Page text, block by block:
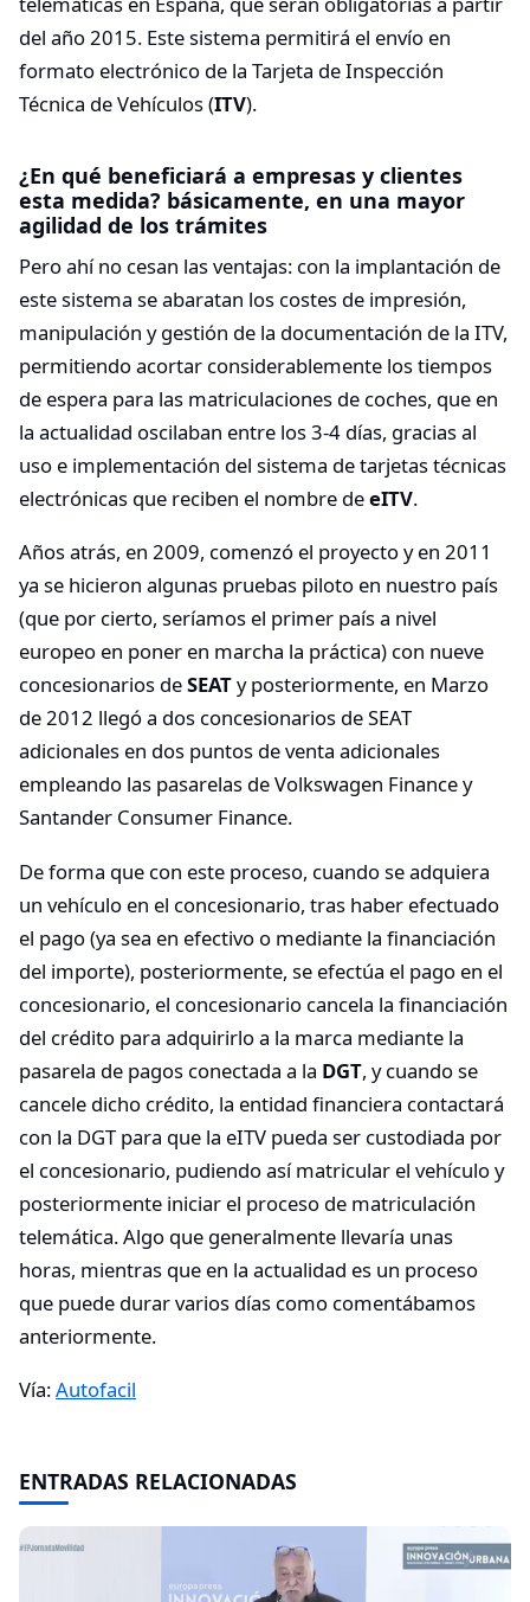
del año 2015. Este sistema permitirá el envío en
formato electrónico de la Tarjeta de Inspección
Técnica de Vehículos (ITV).
¿En qué beneficiará a empresas y clientes
esta medida? básicamente, en una mayor
agilidad de los trámites
Pero ahí no cesan las ventajas: con la implantación de
este sistema se abaratan los costes de impresión,
manipulación y gestión de la documentación de la ITV,
permitiendo acortar considerablemente los tiempos
de espera para las matriculaciones de coches, que en
la actualidad oscilaban entre los 3-4 días, gracias al
uso e implementación del sistema de tarjetas técnicas
electrónicas que reciben el nombre deeITV.
Años atrás, en 2009, comenzó el proyecto y en 2011
ya se hicieron algunas pruebas piloto en nuestro país
(que por cierto, seríamos el primer país a nivel
europeo en poner en marcha la práctica) con nueve
concesionarios deSEATy posteriormente, en Marzo
de 2012 llegó a dos concesionarios de SEAT
adicionales en dos puntos de venta adicionales
empleando las pasarelas de Volkswagen Finance y
Santander Consumer Finance.
De forma que con este proceso, cuando se adquiera
un vehículo en el concesionario, tras haber efectuado
el pago (ya sea en efectivo o mediante la financiación
del importe), posteriormente, se efectúa el pago en el
concesionario, el concesionario cancela la financiación
del crédito para adquirirlo a la marca mediante la
pasarela de pagos conectada a la DGT, y cuando se
cancele dicho crédito, la entidad financiera contactará
con la DGT para que la eITV pueda ser custodiada por
el concesionario, pudiendo así matricular el vehículo y
posteriormente iniciar el proceso de matriculación
telemática. Algo que generalmente llevaría unas
horas, mientras que en la actualidad es un proceso
que puede durar varios días como comentábamos
anteriormente.
Vía:Autofacil
ENTRADAS RELACIONADAS